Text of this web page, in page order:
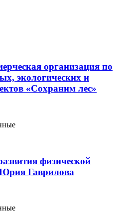
организация по
экологических и
«Сохраним лес»
физической
Гаврилова